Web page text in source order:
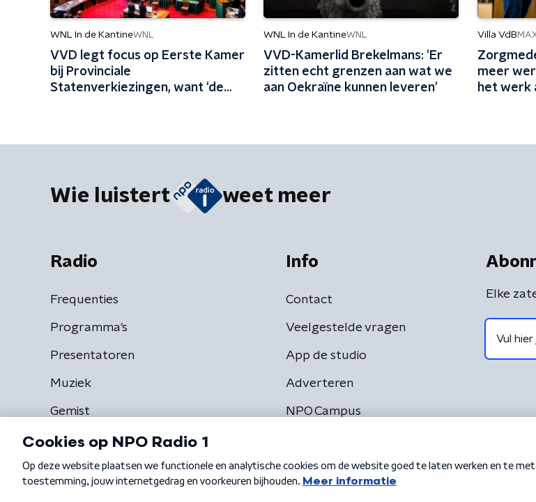
WNL In de KantineWNL
VVD legt focus op Eerste Kamer
bij Provinciale
Statenverkiezingen, want 'de
WNL In de KantineWNL
VVD-Kamerlid Brekelmans: 'Er
zitten echt grenzen aan wat we
aan Oekraïne kunnen leveren'
Villa VdB
meer
het werk
Wie luistert weet meer
Radio
Frequenties
Programma's
Presentatoren
Muziek
Gemist
Info
Contact
Veelgestelde vragen
App de studio
Adverteren
NPO Campus
Elke
Algemene voorwaarden Privacybeleid